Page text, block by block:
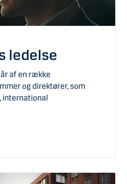
ledelse
af en række
og direktører, som
international